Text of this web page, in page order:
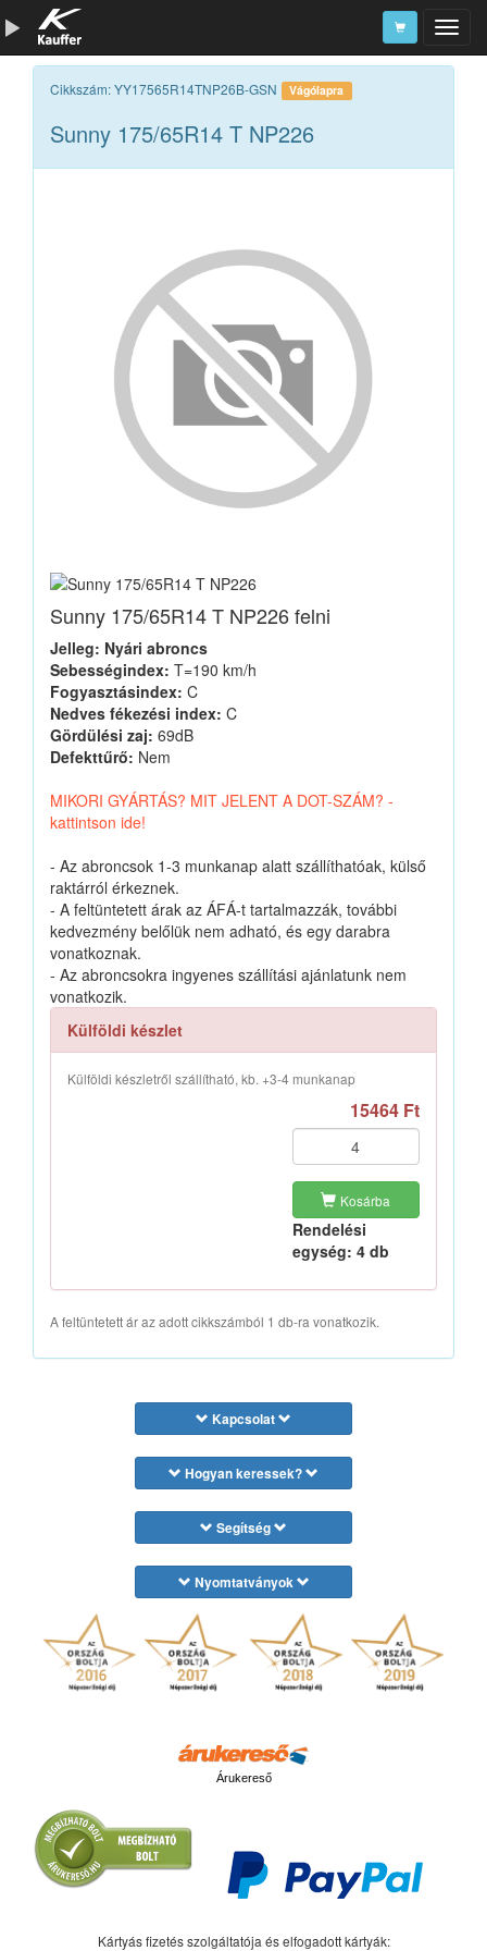
Szerszámkatalógus
Kosár
Alkatrészek
Cikkszám: YY17565R14TNP26B-GSN Vágólapra
Sunny 175/65R14 T NP226
Sunny 175/65R14 T NP226 felni
Jelleg: Nyári abroncs
Sebességindex: T=190 km/h
Fogyasztásindex: C
Nedves fékezési index: C
Gördülési zaj: 69dB
Defekttűrő: Nem
MIKORI GYÁRTÁS? MIT JELENT A DOT-SZÁM? -
kattintson ide!
- Az abroncsok 1-3 munkanap alatt szállíthatóak, külső
raktárról érkeznek.
- A feltüntetett árak az ÁFÁ-t tartalmazzák, további
kedvezmény belőlük nem adható, és egy darabra
vonatkoznak.
- Az abroncsokra ingyenes szállítási ajánlatunk nem
vonatkozik.
Külföldi készlet
Külföldi készletről szállítható, kb. +3-4 munkanap
15464 Ft
Kosárba
Rendelési
egység: 4 db
A feltüntetett ár az adott cikkszámból 1 db-ra vonatkozik.
Kapcsolat
Hogyan keressek?
Segítség
Nyomtatványok
Árukereső
Kártyás fizetés szolgáltatója és elfogadott kártyák: